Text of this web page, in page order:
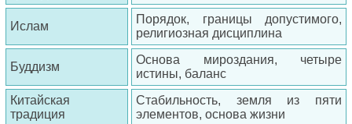
Ислам
Порядок, границы допустимого,
религиозная дисциплина
Буддизм
Основа мироздания, четыре
истины, баланс
Китайская
традиция
Стабильность, земля из пяти
элементов, основа жизни